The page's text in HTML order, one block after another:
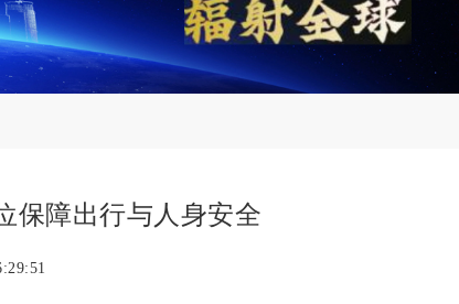
保障出行与人身安全